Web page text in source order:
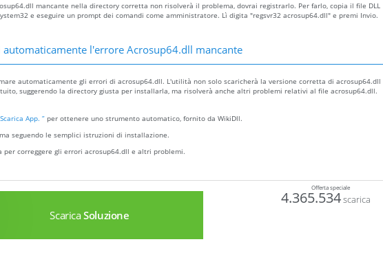
mancante nella directory corretta non risolverà il problema, dovrai registrarlo. Per farlo, copia il file DLL
e eseguire un prompt dei comandi come amministratore. Lì digita "regsvr32 acrosup64.dll" e premi Invio.
automaticamente l'errore Acrosup64.dll mancante
automaticamente gli errori di acrosup64.dll. L'utilità non solo scaricherà la versione corretta di acrosup64.dll
suggerendo la directory giusta per installarla, ma risolverà anche altri problemi relativi al file acrosup64.dll.
App. ” per ottenere uno strumento automatico, fornito da WikiDll.
seguendo le semplici istruzioni di installazione.
per correggere gli errori acrosup64.dll e altri problemi.
Offerta speciale
ScaricaSoluzione
4.365.534scarica